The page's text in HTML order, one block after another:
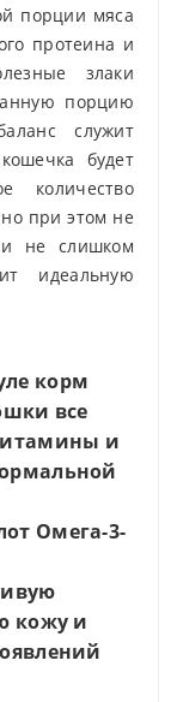
порции мяса
протеина и
злаки
порцию
служит
будет
количество
при этом не
не слишком
идеальную
корм
все
и
Омега-3-
кожу и